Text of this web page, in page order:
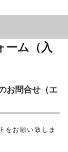
ーム（入
お問合せ（エ
をお願い致しま